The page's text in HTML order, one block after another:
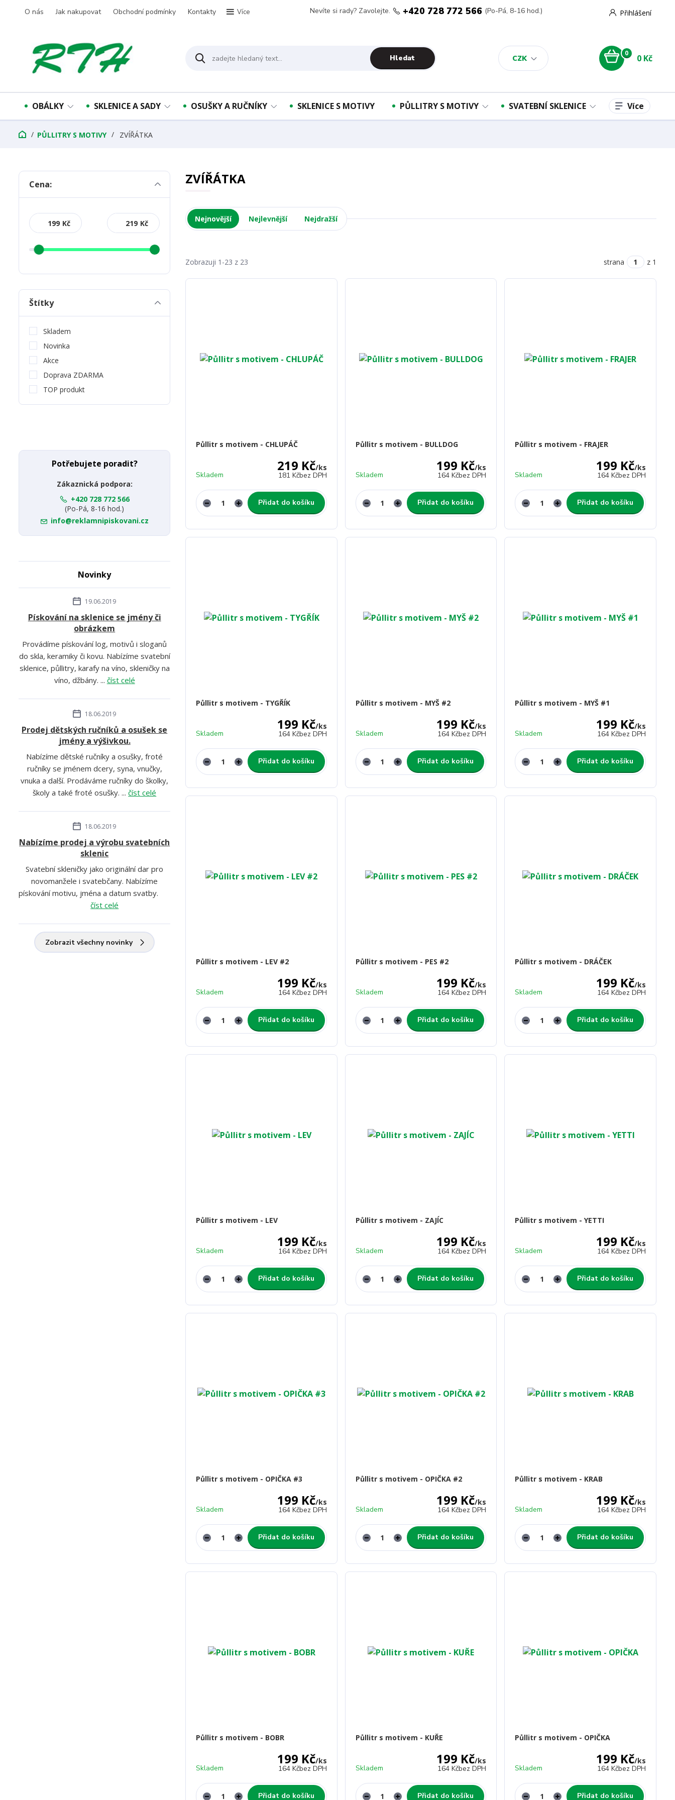
O nás Jak nakupovat Obchodní podmínky Kontakty Více
CZK
Přihlášení
Hledat
Nevíte si rady? Zavolejte. +420 728 772 566 (Po-Pá, 8-16 hod.)
0 0 Kč
OBÁLKY SKLENICE A SADY OSUŠKY A RUČNÍKY SKLENICE S MOTIVY PŮLLITRY S MOTIVY SVATEBNÍ SKLENICE Více
PŮLLITRY S MOTIVY ZVÍŘÁTKA
ZVÍŘÁTKA
Nejnovější Nejlevnější Nejdražší
Zobrazuji 1-23 z 23 strana z 1
Půllitr s motivem - CHLUPÁČ
219 Kč/ks
181 Kčbez DPH
Skladem
Přidat do košíku
Půllitr s motivem - BULLDOG
199 Kč/ks
164 Kčbez DPH
Skladem
Přidat do košíku
Půllitr s motivem - FRAJER
199 Kč/ks
164 Kčbez DPH
Skladem
Přidat do košíku
Půllitr s motivem - TYGŘÍK
199 Kč/ks
164 Kčbez DPH
Skladem
Přidat do košíku
Půllitr s motivem - MYŠ #2
199 Kč/ks
164 Kčbez DPH
Skladem
Přidat do košíku
Půllitr s motivem - MYŠ #1
199 Kč/ks
164 Kčbez DPH
Skladem
Přidat do košíku
Půllitr s motivem - LEV #2
199 Kč/ks
164 Kčbez DPH
Skladem
Přidat do košíku
Půllitr s motivem - PES #2
199 Kč/ks
164 Kčbez DPH
Skladem
Přidat do košíku
Půllitr s motivem - DRÁČEK
199 Kč/ks
164 Kčbez DPH
Skladem
Přidat do košíku
Půllitr s motivem - LEV
199 Kč/ks
164 Kčbez DPH
Skladem
Přidat do košíku
Půllitr s motivem - ZAJÍC
199 Kč/ks
164 Kčbez DPH
Skladem
Přidat do košíku
Půllitr s motivem - YETTI
199 Kč/ks
164 Kčbez DPH
Skladem
Přidat do košíku
Půllitr s motivem - OPIČKA #3
199 Kč/ks
164 Kčbez DPH
Skladem
Přidat do košíku
Půllitr s motivem - OPIČKA #2
199 Kč/ks
164 Kčbez DPH
Skladem
Přidat do košíku
Půllitr s motivem - KRAB
199 Kč/ks
164 Kčbez DPH
Skladem
Přidat do košíku
Půllitr s motivem - BOBR
199 Kč/ks
164 Kčbez DPH
Skladem
Přidat do košíku
Půllitr s motivem - KUŘE
199 Kč/ks
164 Kčbez DPH
Skladem
Přidat do košíku
Půllitr s motivem - OPIČKA
199 Kč/ks
164 Kčbez DPH
Skladem
Přidat do košíku
Cena:
Kč Kč
Štítky
Skladem
Novinka
Akce
Doprava ZDARMA
TOP produkt
Potřebujete poradit?
Zákaznická podpora:
+420 728 772 566
(Po-Pá, 8-16 hod.)
info@reklamnipiskovani.cz
Novinky
19.06.2019
Pískování na sklenice se jmény či
obrázkem
Provádíme pískování log, motivů i sloganů
do skla, keramiky či kovu. Nabízíme svatební
sklenice, půllitry, karafy na víno, skleničky na
víno, džbány. ... číst celé
18.06.2019
Prodej dětských ručníků a osušek se
jmény a výšivkou.
Nabízíme dětské ručníky a osušky, froté
ručníky se jménem dcery, syna, vnučky,
vnuka a další. Prodáváme ručníky do školky,
školy a také froté osušky. ...číst celé
18.06.2019
Nabízíme prodej a výrobu svatebních
sklenic
Svatební skleničky jako originální dar pro
novomanžele i svatebčany. Nabízíme
pískování motivu, jména a datum svatby.
číst celé
Zobrazit všechny novinky